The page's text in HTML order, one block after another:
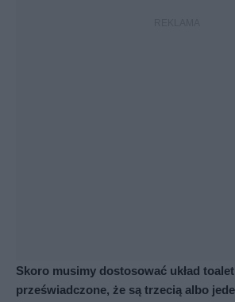
Skoro musimy dostosować układ
przeświadczone, że są trzecią albo